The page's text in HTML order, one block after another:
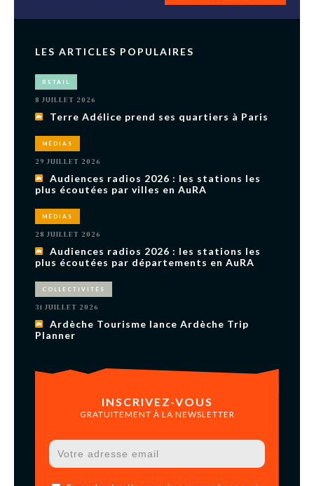
LES ARTICLES POPULAIRES
RETAIL
8 JUILLET 2026
Terre Adélice prend ses quartiers à Paris
MÉDIAS
29 JUILLET 2026
Audiences radios 2026 : les stations les
plus écoutées par villes en AuRA
MÉDIAS
28 JUILLET 2026
Audiences radios 2026 : les stations les
plus écoutées par départements en AuRA
COLLECTIVITÉS
31 JUILLET 2026
Ardèche Tourisme lance Ardèche Trip
Planner
INSCRIVEZ-VOUS
GRATUITEMENT À LA NEWSLETTER